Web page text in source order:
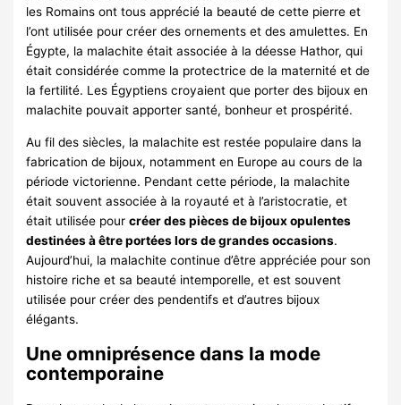
les Romains ont tous apprécié la beauté de cette pierre et
l’ont utilisée pour créer des ornements et des amulettes. En
Égypte, la malachite était associée à la déesse Hathor, qui
était considérée comme la protectrice de la maternité et de
la fertilité. Les Égyptiens croyaient que porter des bijoux en
malachite pouvait apporter santé, bonheur et prospérité.
Au fil des siècles, la malachite est restée populaire dans la
fabrication de bijoux, notamment en Europe au cours de la
période victorienne. Pendant cette période, la malachite
était souvent associée à la royauté et à l’aristocratie, et
était utilisée pourcréer des pièces de bijoux opulentes
destinées à être portées lors de grandes occasions.
Aujourd’hui, la malachite continue d’être appréciée pour son
histoire riche et sa beauté intemporelle, et est souvent
utilisée pour créer des pendentifs et d’autres bijoux
élégants.
Une omniprésence dans la mode
contemporaine